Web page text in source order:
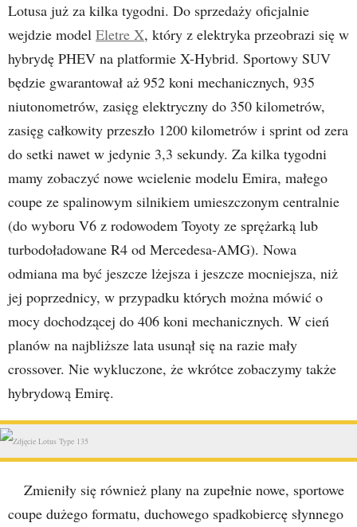
Lotusa już za kilka tygodni. Do sprzedaży oficjalnie
wejdzie model Eletre X, który z elektryka przeobrazi się w
hybrydę PHEV na platformie X-Hybrid. Sportowy SUV
będzie gwarantował aż 952 koni mechanicznych, 935
niutonometrów, zasięg elektryczny do 350 kilometrów,
zasięg całkowity przeszło 1200 kilometrów i sprint od zera
do setki nawet w jedynie 3,3 sekundy. Za kilka tygodni
mamy zobaczyć nowe wcielenie modelu Emira, małego
coupe ze spalinowym silnikiem umieszczonym centralnie
(do wyboru V6 z rodowodem Toyoty ze sprężarką lub
turbodoładowane R4 od Mercedesa-AMG). Nowa
odmiana ma być jeszcze lżejsza i jeszcze mocniejsza, niż
jej poprzednicy, w przypadku których można mówić o
mocy dochodzącej do 406 koni mechanicznych. W cień
planów na najbliższe lata usunął się na razie mały
crossover. Nie wykluczone, że wkrótce zobaczymy także
hybrydową Emirę.
Zmieniły się również plany na zupełnie nowe, sportowe
coupe dużego formatu, duchowego spadkobiercę słynnego